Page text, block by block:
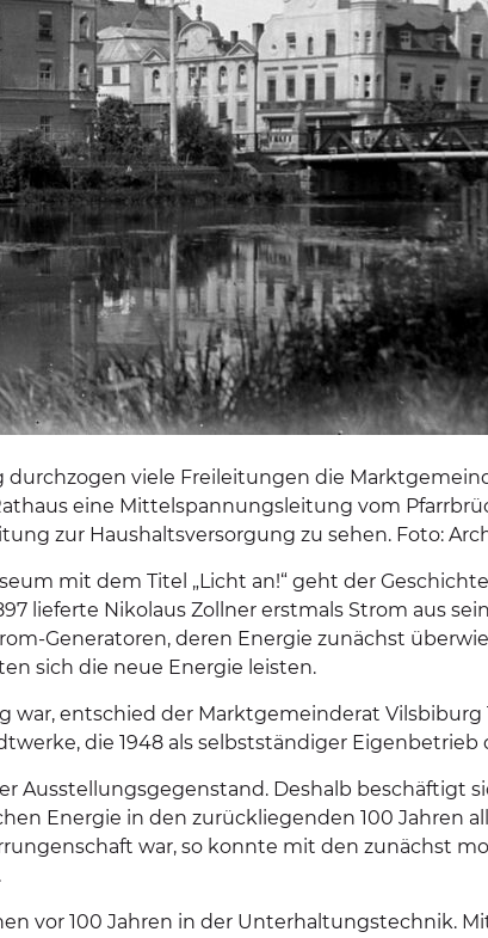
viele Freileitungen die
eine Mittelspannungsleitung vom
zur Haushaltsversorgung zu sehen. Foto:
mit dem Titel „Licht an!“ geht der
lieferte Nikolaus Zollner erstmals Strom aus
Generatoren, deren Energie zunächst
sich die neue Energie leisten.
war, entschied der Marktgemeinderat
die 1948 als selbstständiger
Ausstellungsgegenstand. Deshalb
Energie in den zurückliegenden 100 Jahren
war, so konnte mit den zunächst
vor 100 Jahren in der Unterhaltungstechnik.